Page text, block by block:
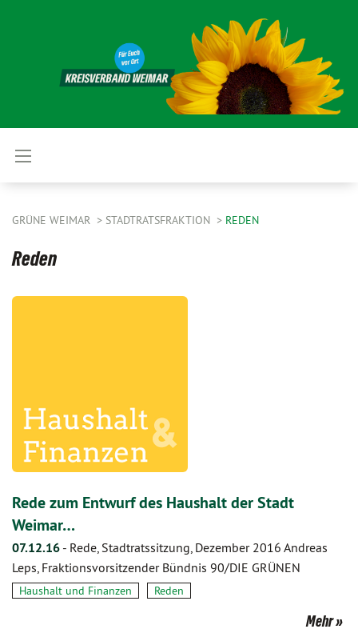
GRÜNE WEIMAR STADTRATSFRAKTION REDEN
Reden
Rede zum Entwurf des Haushalt der Stadt
Weimar…
07.12.16 - Rede, Stadtratssitzung, Dezember 2016 Andreas
Leps, Fraktionsvorsitzender Bündnis 90/DIE GRÜNEN
Haushalt und Finanzen Reden
Mehr